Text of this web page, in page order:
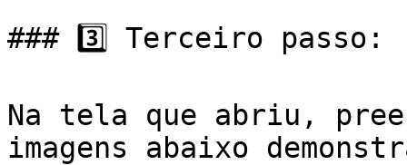
### 3️⃣ Terceiro passo:
Na tela que abriu,
imagens abaixo